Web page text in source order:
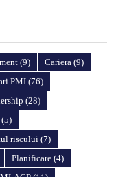
(9) Cariera (9)
PMI(76)
(28)
riscului (7)
Planificare(4)